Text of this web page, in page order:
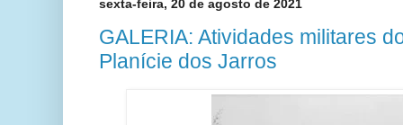
sexta-feira, 20 de agosto de 2021
GALERIA: Atividades militares
Planície dos Jarros